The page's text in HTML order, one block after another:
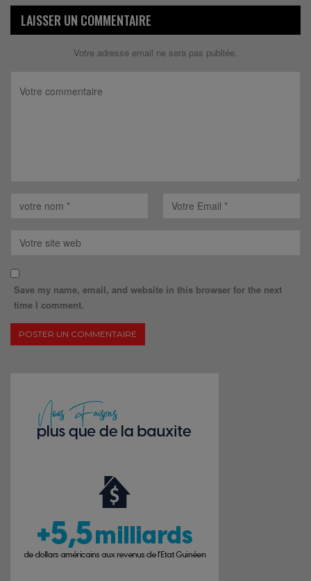
LAISSER UN COMMENTAIRE
Votre adresse email ne sera pas publiée.
Save my name, email, and website in this browser for the next
time I comment.